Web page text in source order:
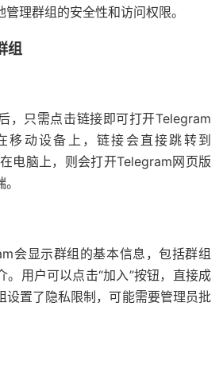
理群组的安全性和访问权限。
组
，只需点击链接即可打开Telegram
移动设备上，链接会直接跳转到
电脑上，则会打开Telegram网页版
会显示群组的基本信息，包括群组
。用户可以点击“加入”按钮，直接成
设置了隐私限制，可能需要管理员批